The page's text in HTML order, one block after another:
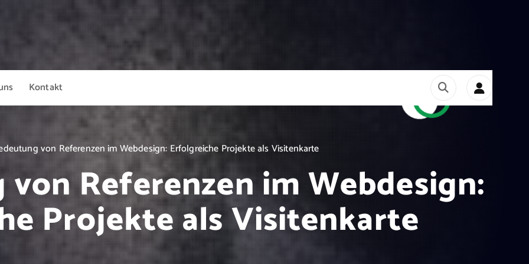
Kontakt
von Referenzen im Webdesign: Erfolgreiche Projekte als Visitenkarte
Referenzen im Webdesign:
Projekte als Visitenkarte